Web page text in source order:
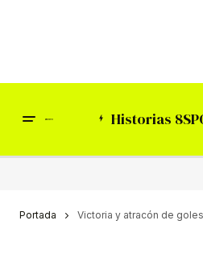
Historias
Portada Victoria y atracón de